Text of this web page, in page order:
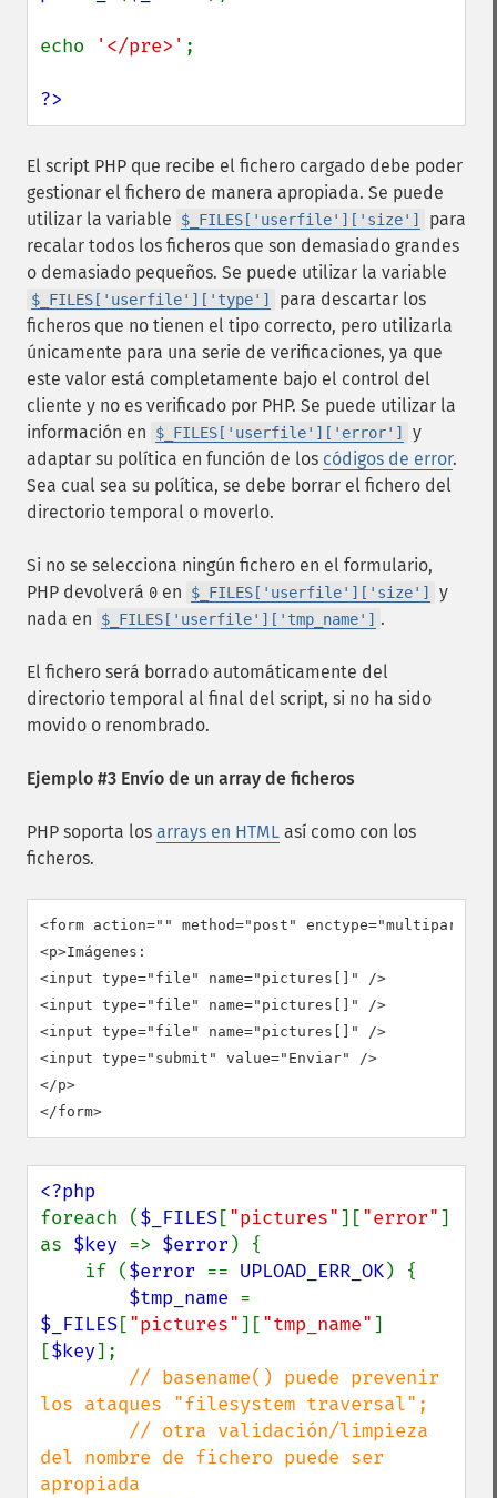
echo '</pre>' ;
?>
El script PHP que recibe el fichero cargado debe poder
gestionar el fichero de manera apropiada. Se puede
utilizar la variable
$_FILES['userfile']['size']
para
recalar todos los ficheros que son demasiado grandes
o demasiado pequeños. Se puede utilizar la variable
$_FILES['userfile']['type']
para descartar los
ficheros que no tienen el tipo correcto, pero utilizarla
únicamente para una serie de verificaciones, ya que
este valor está completamente bajo el control del
cliente y no es verificado por PHP. Se puede utilizar la
información en
$_FILES['userfile']['error']
y
adaptar su política en función de los códigos de error.
Sea cual sea su política, se debe borrar el fichero del
directorio temporal o moverlo.
Si no se selecciona ningún fichero en el formulario,
PHP devolverá 0 en $_FILES['userfile']['size']
y
nada en
$_FILES['userfile']['tmp_name'] .
El fichero será borrado automáticamente del
directorio temporal al final del script, si no ha sido
movido o renombrado.
Ejemplo #3 Envío de un array de ficheros
PHP soporta los arrays en HTML así como con los
ficheros.
<form action="" method="post" enctype="multipart/
<p>Imágenes:
<input type="file" name="pictures[]" />
<input type="file" name="pictures[]" />
<input type="file" name="pictures[]" />
<input type="submit" value="Enviar" />
</p>
</form>
foreach ($_FILES["pictures"]["error"]
as $key => $error ) {
    if (
$error == UPLOAD_ERR_OK) {
$tmp_name
$_FILES["pictures"]["tmp_name"]
[$key];
// basename() puede prevenir
los ataques "filesystem traversal";
del nombre de fichero puede ser
apropiada